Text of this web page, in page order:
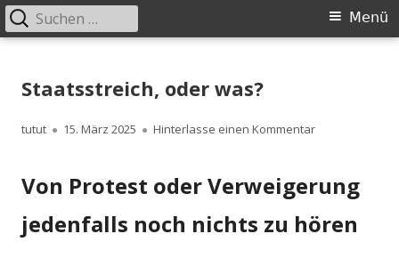
zum
Primäres
Menü
Suchen
nach:
Staatsstreich, oder was?
Autor
tutut
Veröffentlicht
15. März 2025 Hinterlasse einen Kommentarzu
Von Protest oder Verweigerung
jedenfalls noch nichts zu hören